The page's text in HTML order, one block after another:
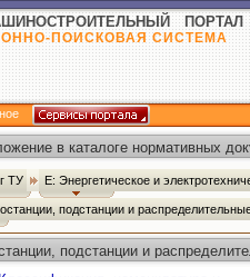
ПОРТАЛ
ПОИСКОВАЯ СИСТЕМА
в каталоге нормативных
ТУ Е: Энергетическое и
подстанции и
подстанции и